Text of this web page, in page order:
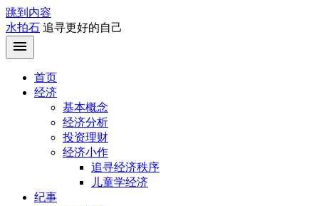
跳到内容
水拍石 追寻更好的自己
首页
经济
基本概念
经济分析
投资理财
经济小作
追寻经济秩序
儿童学经济
纪事